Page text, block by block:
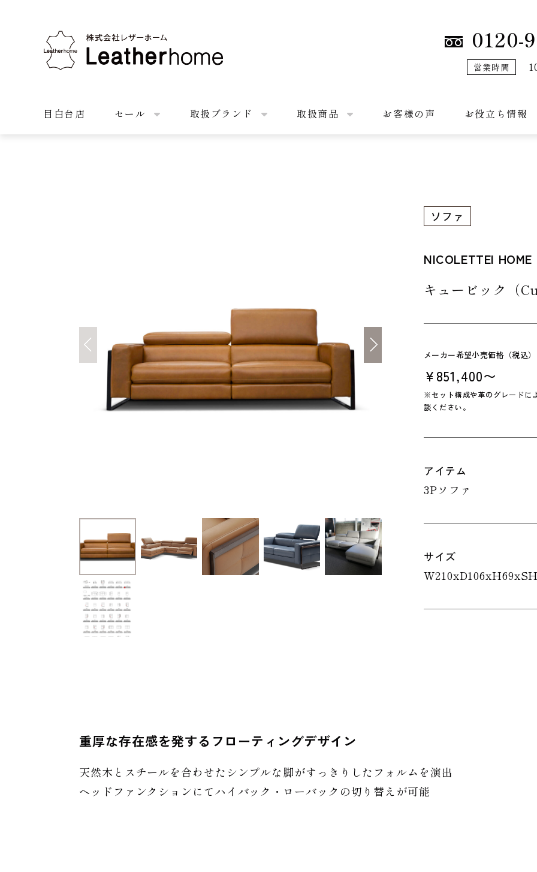
株式会社レザーホーム 0120-
営業時間
目白台店 セール 取扱ブランド 取扱商品 お客様の声 お役立ち情報
ソファ
NICOLETTEI
キュービック（
メーカー希望小売価格（税込）
¥851,400〜
※セット構成や革のグレードに
談ください。
アイテム
3Pソファ
サイズ
重厚な存在感を発するフローティングデザイン
天然木とスチールを合わせたシンプルな脚がすっきりしたフォルムを演出
ヘッドファンクションにてハイバック・ローバックの切り替えが可能